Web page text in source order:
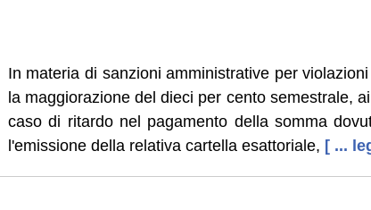
In materia di sanzioni amministrative per
la maggiorazione del dieci per cento semestrale,
caso di ritardo nel pagamento della somma
l'emissione della relativa cartella esattoriale, [ ...